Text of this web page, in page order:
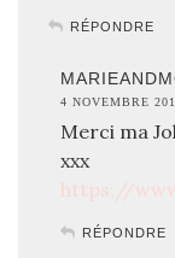
RÉPONDRE
4 NOVEMBRE
Merci ma
xxx
https://
RÉPONDRE